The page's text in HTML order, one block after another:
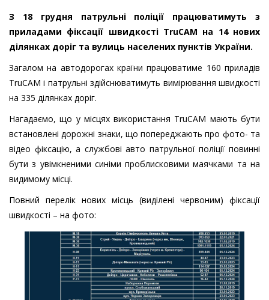
З 18 грудня патрульні поліції працюватимуть з
приладами фіксації швидкості TruCAM на 14 нових
ділянках доріг та вулиць населених пунктів України.
Загалом на автодорогах країни працюватиме 160 приладів
TruCAM і патрульні здійснюватимуть вимірювання швидкості
на 335 ділянках доріг.
Нагадаємо, що у місцях використання TruCAM мають бути
встановлені дорожні знаки, що попереджають про фото- та
відео фіксацію, а службові авто патрульної поліції повинні
бути з увімкненими синіми проблисковими маячками та на
видимому місці.
Повний перелік нових місць (виділені червоним) фіксації
швидкості – на фото: